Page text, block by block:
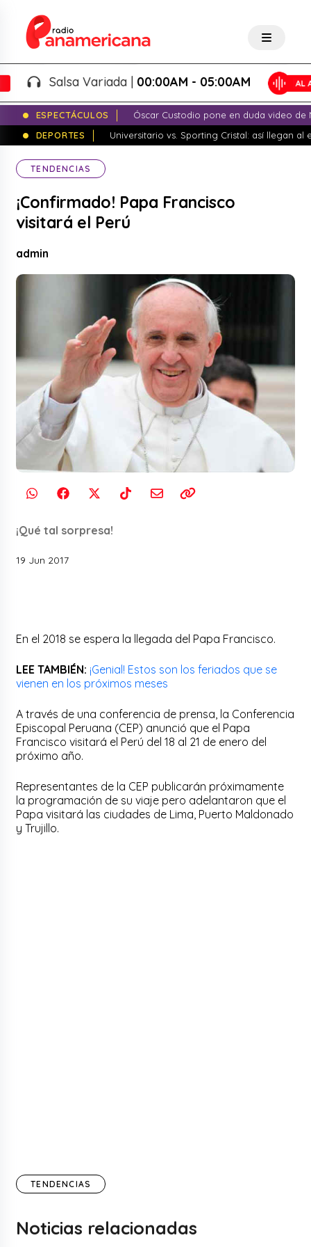
Salsa Variada |00:00AM - 05:00AM
ESPECTÁCULOS
Óscar Custodio pone en duda video de
DEPORTES
Universitario vs. Sporting Cristal: así llegan al
TENDENCIAS
¡Confirmado! Papa Francisco
visitará el Perú
admin
¡Qué tal sorpresa!
19 Jun 2017
En el 2018 se espera la llegada del Papa Francisco.
LEE TAMBIÉN: ¡Genial! Estos son los feriados que se
vienen en los próximos meses
A través de una conferencia de prensa, la Conferencia
Episcopal Peruana (CEP) anunció que el Papa
Francisco visitará el Perú del 18 al 21 de enero del
próximo año.
Representantes de la CEP publicarán próximamente
la programación de su viaje pero adelantaron que el
Papa visitará las ciudades de Lima, Puerto Maldonado
y Trujillo.
TENDENCIAS
Noticias relacionadas